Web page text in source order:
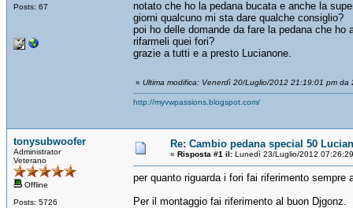
Posts: 67
notato che ho la pedana bucata e anche la
giorni qualcuno mi sta dare qualche consiglio?
poi ho delle domande da fare la pedana che
rifarmeli quei fori?
grazie a tutti e a presto Lucianone.
« Ultima modifica: Venerdì 20/Luglio/2012 21:19:01 pm da
http://myvwpassions.blogspot.com/
tonysubwoofer
Administrator
Veterano
Offline
Posts: 5726
Re: Cambio pedana special 50
« Risposta #1 il: Lunedì 23/Luglio/2012
per quanto riguarda i fori fai riferimento sempre
Per il montaggio fai riferimento al buon Djgonz.